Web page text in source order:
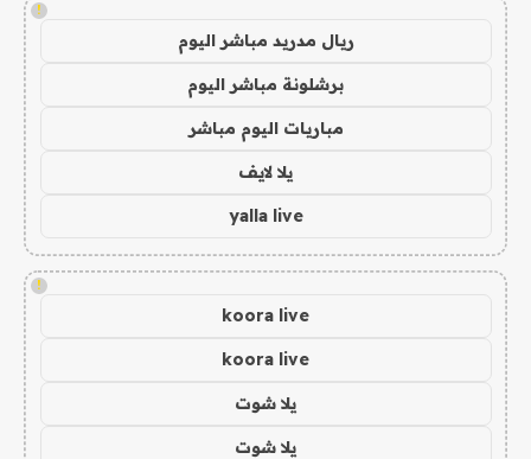
!
ريال مدريد مباشر اليوم
برشلونة مباشر اليوم
مباريات اليوم مباشر
يلا لايف
yalla live
!
koora live
koora live
يلا شوت
يلا شوت